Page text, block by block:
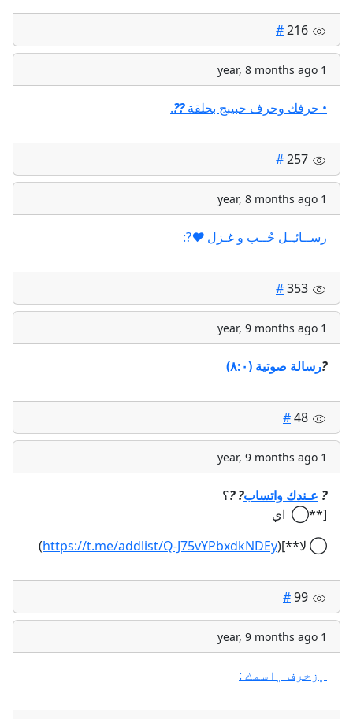
#
1 year, 8 months ago
• حرفك وحرف حبيبج بحلقة?
?
.
#
1 year, 8 months ago
⁩​​رســائـِـل حُــب و غـزل ♥️
?:
#
1 year, 9 months ago
?رسالة صوتية (٨:٠)
#
1 year, 9 months ago
?️ عـندك واتساب?
?؟
[**◯ اي
◯ لا**](https://t.me/addlist/Q-J75vYPbxdkNDEy
)
#
1 year, 9 months ago
﮼زخرف ﮼اسمك :